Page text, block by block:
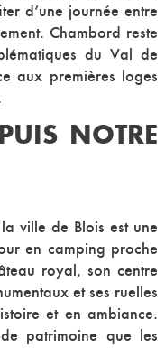
d’une journée entre
Chambord reste
du Val de
aux premières loges
NOTRE
ville de Blois est une
en camping proche
royal, son centre
et ses ruelles
et en ambiance.
patrimoine que les